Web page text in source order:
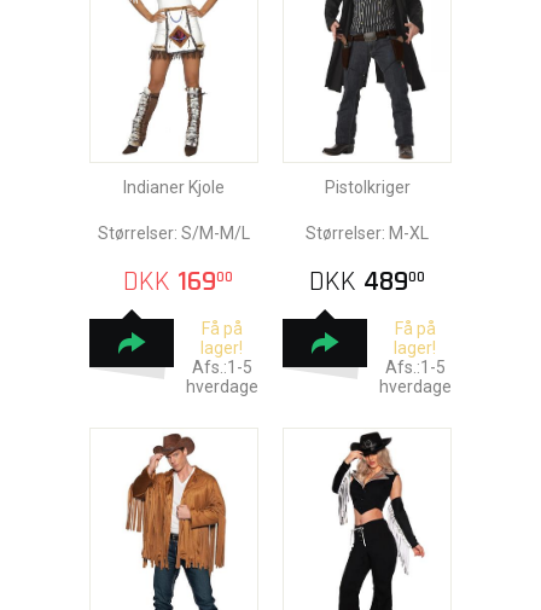
Indianer Kjole
Størrelser: S/M-M/L
DKK 16900
Få på
lager!
Afs.:1-5
hverdage
Pistolkriger
Størrelser: M-XL
DKK 48900
Få på
lager!
Afs.:1-5
hverdage